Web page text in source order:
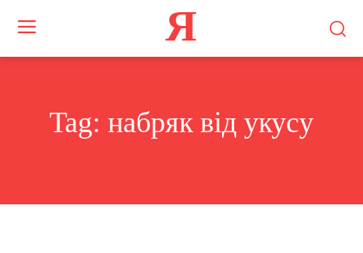
Я
Tag: набряк від укусу